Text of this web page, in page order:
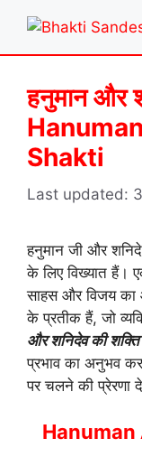
content
हनुमान और
Shakti
हनुमान जी और
के लिए विख्यात हैं।
साहस और विजय का
के प्रतीक हैं, जो
और शनिदेव की शक्ति
प्रभाव का अनुभव
पर चलने की प्रेरणा
Hanuman